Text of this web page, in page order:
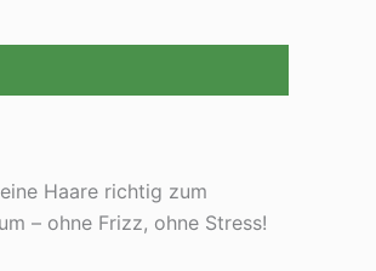
Haare richtig zum
– ohne Frizz, ohne Stress!